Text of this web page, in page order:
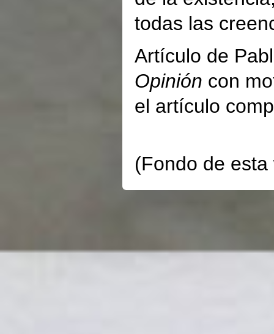
todas las
Artículo de
Opinión con
el artículo
(Fondo de